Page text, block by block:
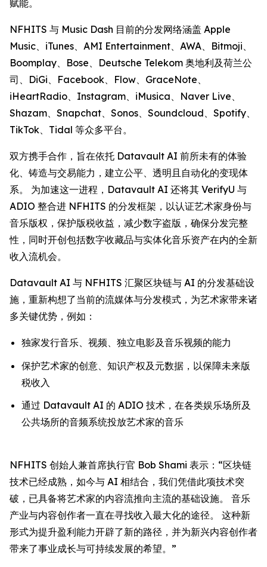
赋能。
NFHITS 与 Music Dash 目前的分发网络涵盖 Apple
Music、iTunes、AMI Entertainment、AWA、Bitmoji、
Boomplay、Bose、Deutsche Telekom 奥地利及荷兰公
司、DiGi、Facebook、Flow、GraceNote、
iHeartRadio、Instagram、iMusica、Naver Live、
Shazam、Snapchat、Sonos、Soundcloud、Spotify、
TikTok、Tidal 等众多平台。
双方携手合作，旨在依托 Datavault AI 前所未有的体验
化、铸造与交易能力，建立公平、透明且自动化的变现体
系。 为加速这一进程，Datavault AI 还将其 VerifyU 与
ADIO 整合进 NFHITS 的分发框架，以认证艺术家身份与
音乐版权，保护版税收益，减少数字盗版，确保分发完整
性，同时开创包括数字收藏品与实体化音乐资产在内的全新
收入流机会。
Datavault AI 与 NFHITS 汇聚区块链与 AI 的分发基础设
施，重新构想了当前的流媒体与分发模式，为艺术家带来诸
多关键优势，例如：
独家发行音乐、视频、独立电影及音乐视频的能力
保护艺术家的创意、知识产权及元数据，以保障未来版
税收入
通过 Datavault AI 的 ADIO 技术，在各类娱乐场所及
公共场所的音频系统投放艺术家的音乐
NFHITS 创始人兼首席执行官 Bob Shami 表示：“区块链
技术已经成熟，如今与 AI 相结合，我们凭借此项技术突
破，已具备将艺术家的内容流推向主流的基础设施。 音乐
产业与内容创作者一直在寻找收入最大化的途径。 这种新
形式为提升盈利能力开辟了新的路径，并为新兴内容创作者
带来了事业成长与可持续发展的希望。”